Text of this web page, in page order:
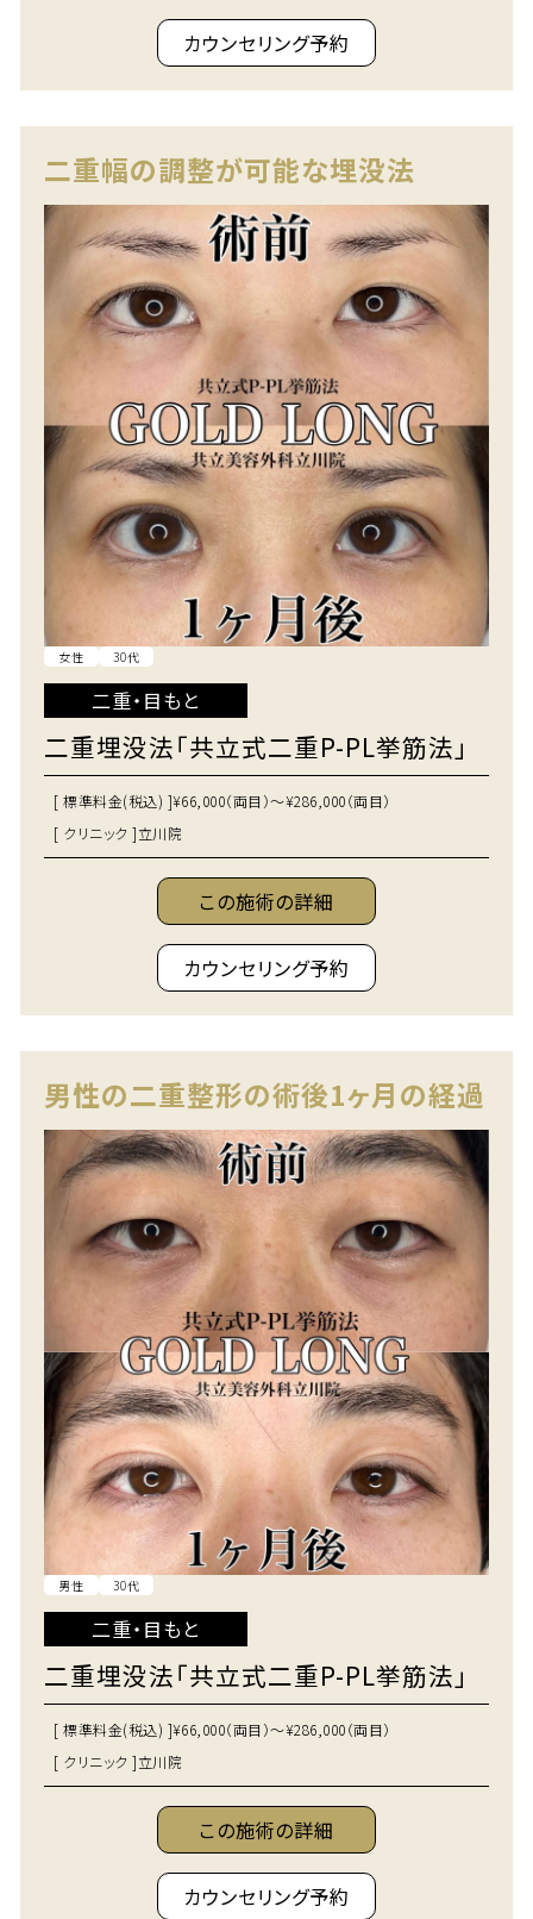
カウンセリング予約
二重幅の調整が可能な埋没法
女性 30代
二重・目もと
二重埋没法「共立式二重P-PL挙筋法」
[ 標準料金(税込) ]¥66,000（両目）～¥286,000（両目）
[ クリニック ]立川院
この施術の詳細
カウンセリング予約
男性の二重整形の術後1ヶ月の経過
男性 30代
二重・目もと
二重埋没法「共立式二重P-PL挙筋法」
[ 標準料金(税込) ]¥66,000（両目）～¥286,000（両目）
[ クリニック ]立川院
この施術の詳細
カウンセリング予約